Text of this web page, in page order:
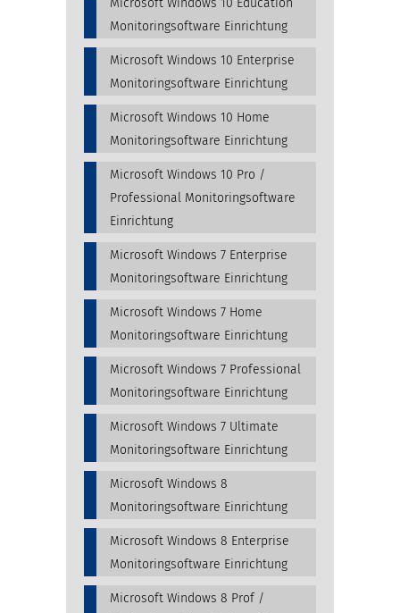
Microsoft Windows 10 Education
Monitoringsoftware Einrichtung
Microsoft Windows 10 Enterprise
Monitoringsoftware Einrichtung
Microsoft Windows 10 Home
Monitoringsoftware Einrichtung
Microsoft Windows 10 Pro /
Professional Monitoringsoftware
Einrichtung
Microsoft Windows 7 Enterprise
Monitoringsoftware Einrichtung
Microsoft Windows 7 Home
Monitoringsoftware Einrichtung
Microsoft Windows 7 Professional
Monitoringsoftware Einrichtung
Microsoft Windows 7 Ultimate
Monitoringsoftware Einrichtung
Microsoft Windows 8
Monitoringsoftware Einrichtung
Microsoft Windows 8 Enterprise
Monitoringsoftware Einrichtung
Microsoft Windows 8 Prof /